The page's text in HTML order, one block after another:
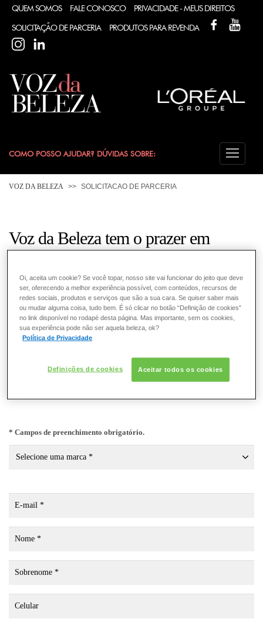
QUEM SOMOS FALE CONOSCO PRIVACIDADE - MEUS DIREITOS
SOLICITAÇÃO DE PARCERIA PRODUTOS PARA REVENDA
FACEBOOK
INSTAGRAM
COMO POSSO AJUDAR? DÚVIDAS SOBRE:
CABELO
DESODORANTE
ESMALTE
FRAGRÂNCIA
PELE
VOZ DA BELEZA SOLICITACAO DE PARCERIA
Voz da Beleza tem o prazer em
Preencha o formulário com os dados solicitados e, mediante
interesse da marca desejada, será realizado um contato para
análise da proposta de parceria.
Os dados recolhidos neste formulário servem para futuros
contatos, não significando qualquer aceitação de cadastro por
Este canal de atendimento é direcionado à pessoas acima de 12
anos. Se você inicia ou dá continuidade a uma conversa, declara
* Campos de preenchimento obrigatório.
Oi, aceita um cookie? Se você topar, nosso site vai funcionar do jeito que deve
ser, oferecendo a melhor experiência possível, com conteúdos, recursos de
redes sociais, produtos e serviços que são a sua cara. Se quiser saber mais
ou mudar alguma coisa, tudo bem. É só clicar no botão “Definição de cookies”
no link disponível no rodapé desta página. Mas importante, sem os cookies,
sua experiência pode não ser aquela beleza, ok?
Política de Privacidade
Definições de cookies Aceitar todos os cookies